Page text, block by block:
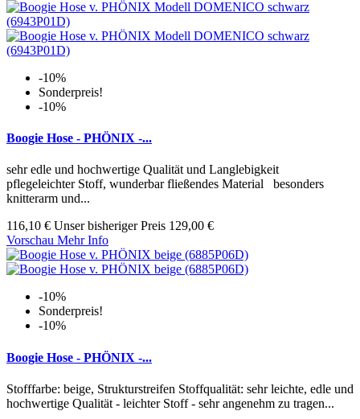
-10%
Sonderpreis!
-10%
Boogie Hose - PHÖNIX -...
sehr edle und hochwertige Qualität und Langlebigkeit
pflegeleichter Stoff, wunderbar fließendes Material besonders
knitterarm und...
116,10 € Unser bisheriger Preis 129,00 €
Vorschau Mehr Info
-10%
Sonderpreis!
-10%
Boogie Hose - PHÖNIX -...
Stofffarbe: beige, Strukturstreifen Stoffqualität: sehr leichte, edle und
hochwertige Qualität - leichter Stoff - sehr angenehm zu tragen...